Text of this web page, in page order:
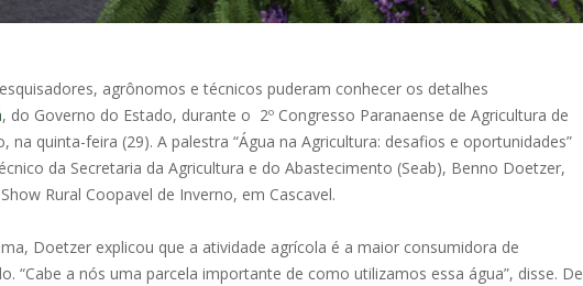
agrônomos e técnicos puderam conhecer os detalhes
, do Governo do Estado, durante o 2º Congresso Paranaense de Agricultura de
na quinta-feira (29). A palestra “Água na Agricultura: desafios e oportunidades”
da Secretaria da Agricultura e do Abastecimento (Seab), Benno Doetzer,
Rural Coopavel de Inverno, em Cascavel.
Doetzer explicou que a atividade agrícola é a maior consumidora de
“Cabe a nós uma parcela importante de como utilizamos essa água”, disse. De